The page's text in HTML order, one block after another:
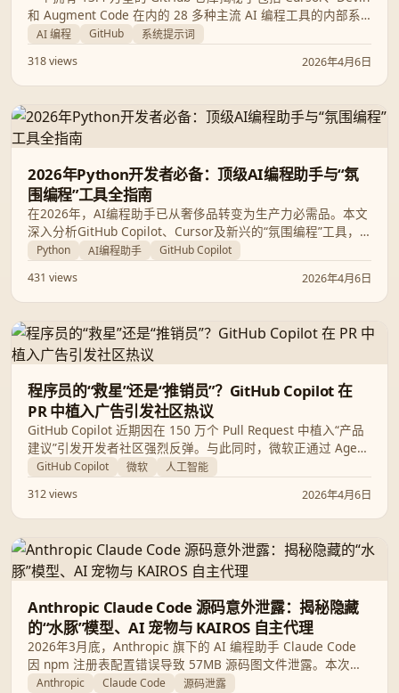
和 Augment Code 在内的 28 多种主流 AI 编程工具的内部系
统提示词。这不仅是一次技术拆解，更是开发者理解 AI 智能体
册。
AI 编程 GitHub
系统提示词
318 views
2026年4月6日
2026年Python开发者必备：顶级AI编程助手与“氛
围编程”工具全指南
在2026年，AI编程助手已从奢侈品转变为生产力必需品。本文
深入分析GitHub Copilot、Cursor及新兴的“氛围编程”工具，
助您在Python开发中实现效率飞跃。
Python AI编程助手
GitHub Copilot
431 views
2026年4月6日
程序员的“救星”还是“推销员”？GitHub Copilot 在
PR 中植入广告引发社区热议
GitHub Copilot 近期因在 150 万个 Pull Request 中植入“产品
建议”引发开发者社区强烈反弹。与此同时，微软正通过 Agent
模式和 Azure Skills Plugin 试图将 Copilot 从单纯的代码补全
的最新争议、功能演进及定价策略。
GitHub Copilot 微软
人工智能
312 views
2026年4月6日
Anthropic Claude Code 源码意外泄露：揭秘隐藏
的“水豚”模型、AI 宠物与 KAIROS 自主代理
2026年3月底，Anthropic 旗下的 AI 编程助手 Claude Code
因 npm 注册表配置错误导致 57MB 源码图文件泄露。本次泄
露不仅公开了核心代理逻辑，还揭示了代号为“Capybara”的隐
Anthropic Claude Code
源码泄露